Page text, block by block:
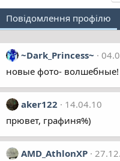
Повідомлення профілю
~Dark_Princess~
новые фото- волшебные!
aker122
14.04.10
прювет, графиня%)
AMD_AthlonXP